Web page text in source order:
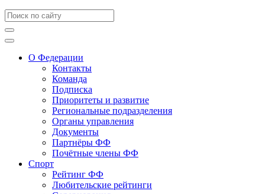
О Федерации
Контакты
Команда
Подписка
Приоритеты и развитие
Региональные подразделения
Органы управления
Документы
Партнёры ФФ
Почётные члены ФФ
Спорт
Рейтинг ФФ
Любительские рейтинги